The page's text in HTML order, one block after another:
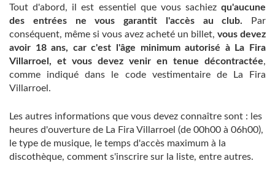
Tout d'abord, il est essentiel que vous sachiezqu'aucune
des entrées ne vous garantit l'accès au club. Par
conséquent, même si vous avez acheté un billet, vous devez
avoir 18 ans, car c'est l'âge minimum autorisé à La Fira
Villarroel, et vous devez venir en tenue décontractée,
comme indiqué dans le code vestimentaire de La Fira
Villarroel.
Les autres informations que vous devez connaître sont : les
heures d'ouverture de La Fira Villarroel (de 00h00 à 06h00),
le type de musique, le temps d'accès maximum à la
discothèque, comment s'inscrire sur la liste, entre autres.